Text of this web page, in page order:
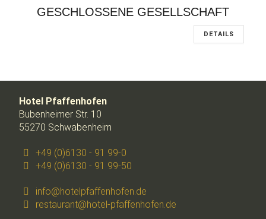
GESCHLOSSENE GESELLSCHAFT
DETAILS
Hotel Pfaffenhofen
Bubenheimer Str. 10
55270 Schwabenheim
+49 (0)6130 - 91 99-0
+49 (0)6130 - 91 99-50
info@hotelpfaffenhofen.de
restaurant@hotel-pfaffenhofen.de